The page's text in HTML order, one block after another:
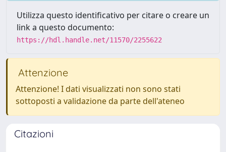
Utilizza questo identificativo per citare o creare un
link a questo documento:
https://hdl.handle.net/11570/2255622
Attenzione
Attenzione! I dati visualizzati non sono stati
sottoposti a validazione da parte dell'ateneo
Citazioni